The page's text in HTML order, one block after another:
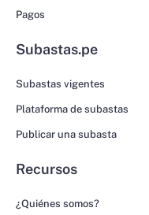
Pagos
Subastas.pe
Subastas vigentes
Plataforma de subastas
Publicar una subasta
Recursos
¿Quiénes somos?